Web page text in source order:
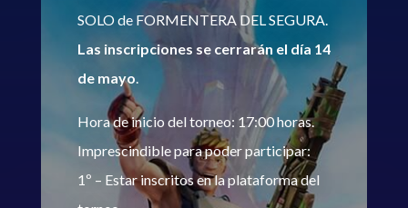
SOLO de FORMENTERA DEL SEGURA.
Las inscripciones se cerrarán el día 14
de mayo.
Hora de inicio del torneo: 17:00 horas.
Imprescindible para poder participar:
1º – Estar inscritos en la plataforma del